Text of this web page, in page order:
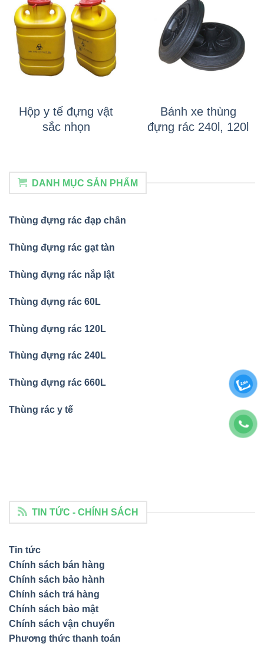
Hộp y tế đựng vật
sắc nhọn
Bánh xe thùng
đựng rác 240l, 120l
DANH MỤC SẢN PHẨM
Thùng đựng rác đạp chân
Thùng đựng rác gạt tàn
Thùng đựng rác nắp lật
Thùng đựng rác 60L
Thùng đựng rác 120L
Thùng đựng rác 240L
Thùng đựng rác 660L
Thùng rác y tế
TIN TỨC - CHÍNH SÁCH
Tin tức
Chính sách bán hàng
Chính sách bảo hành
Chính sách trả hàng
Chính sách bảo mật
Chính sách vận chuyển
Phương thức thanh toán